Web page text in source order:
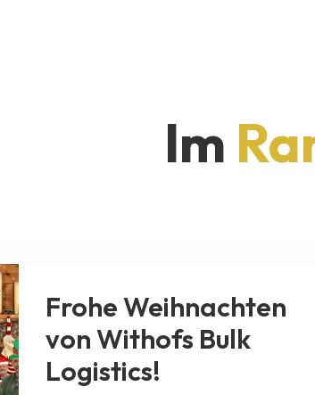
Im
Frohe Weihnachten
von Withofs Bulk
Logistics!